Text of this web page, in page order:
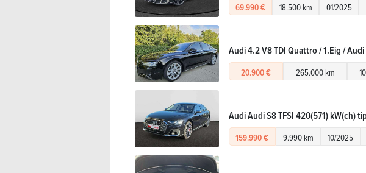
69.990 € 18.500 km 01/2025
Audi 4.2 V8 TDI Quattro / 1.Eig /
20.900 € 265.000 km
Audi Audi S8 TFSI 420(571) kW(ch)
159.990 € 9.990 km 10/2025